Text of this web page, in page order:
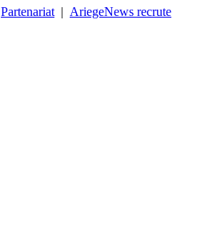
Partenariat | AriegeNews recrute